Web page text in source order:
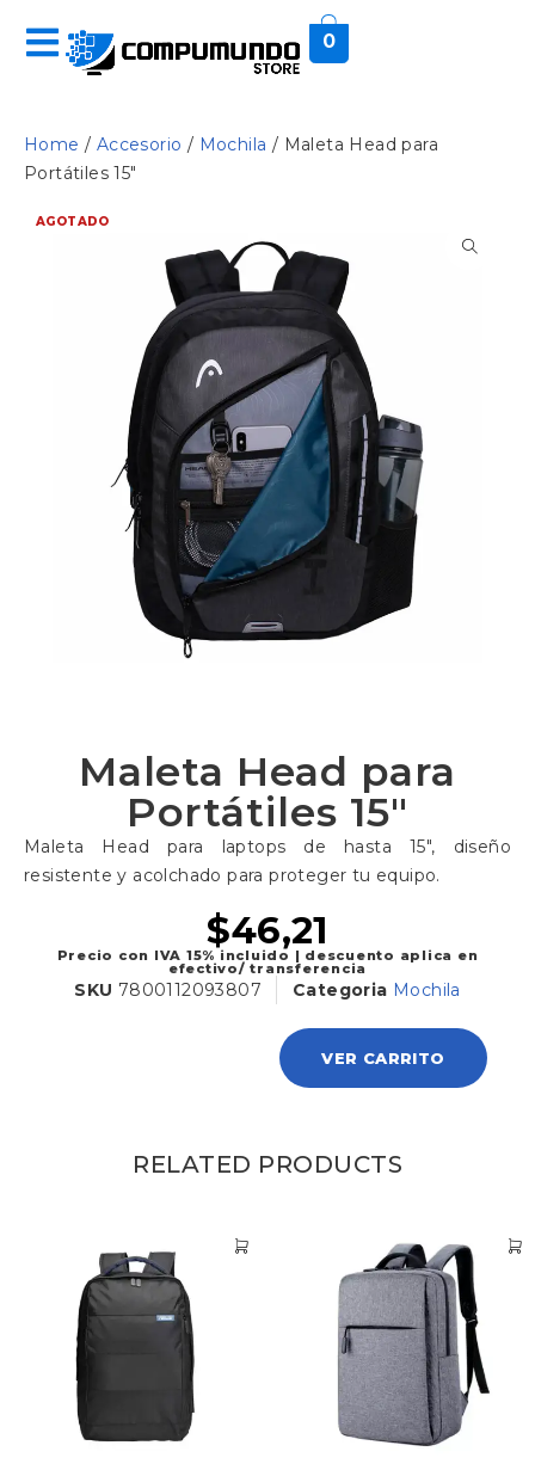
0
Home / Accesorio / Mochila / Maleta Head para
Portátiles 15″
AGOTADO
Maleta Head para
Portátiles 15″
Maleta Head para laptops de hasta 15″, diseño
resistente y acolchado para proteger tu equipo.
$46,21
Precio con IVA 15% incluido | descuento aplica en
efectivo/ transferencia
SKU 7800112093807 Categoria Mochila
VER CARRITO
RELATED PRODUCTS